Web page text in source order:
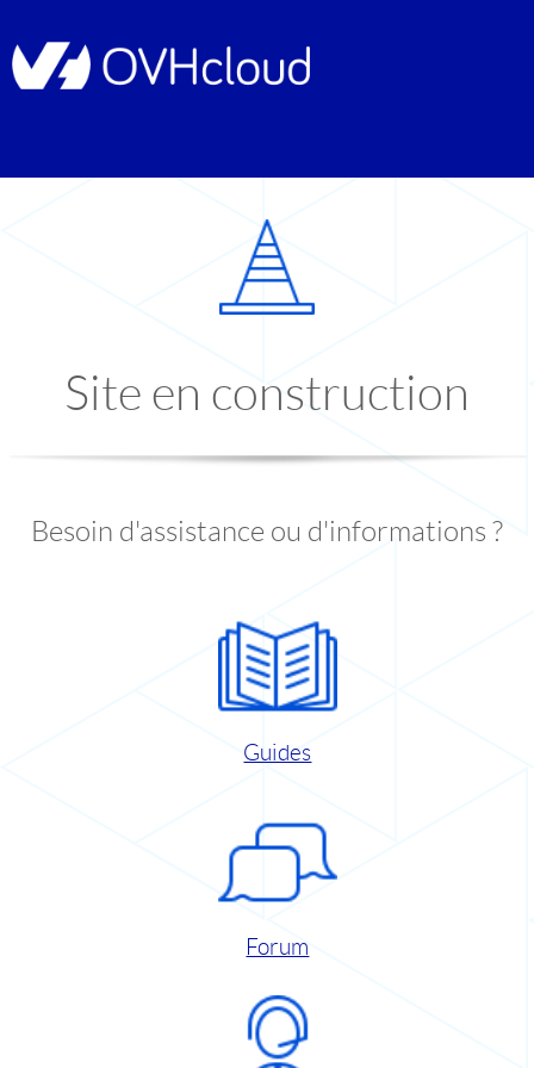
Site en construction
Besoin d'assistance ou d'informations ?
Guides
Forum